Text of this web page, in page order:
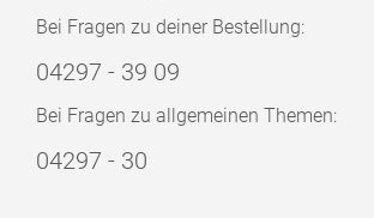
Bei Fragen zu deiner Bestellung:
04297 - 39 09
Bei Fragen zu allgemeinen Themen:
04297 - 30